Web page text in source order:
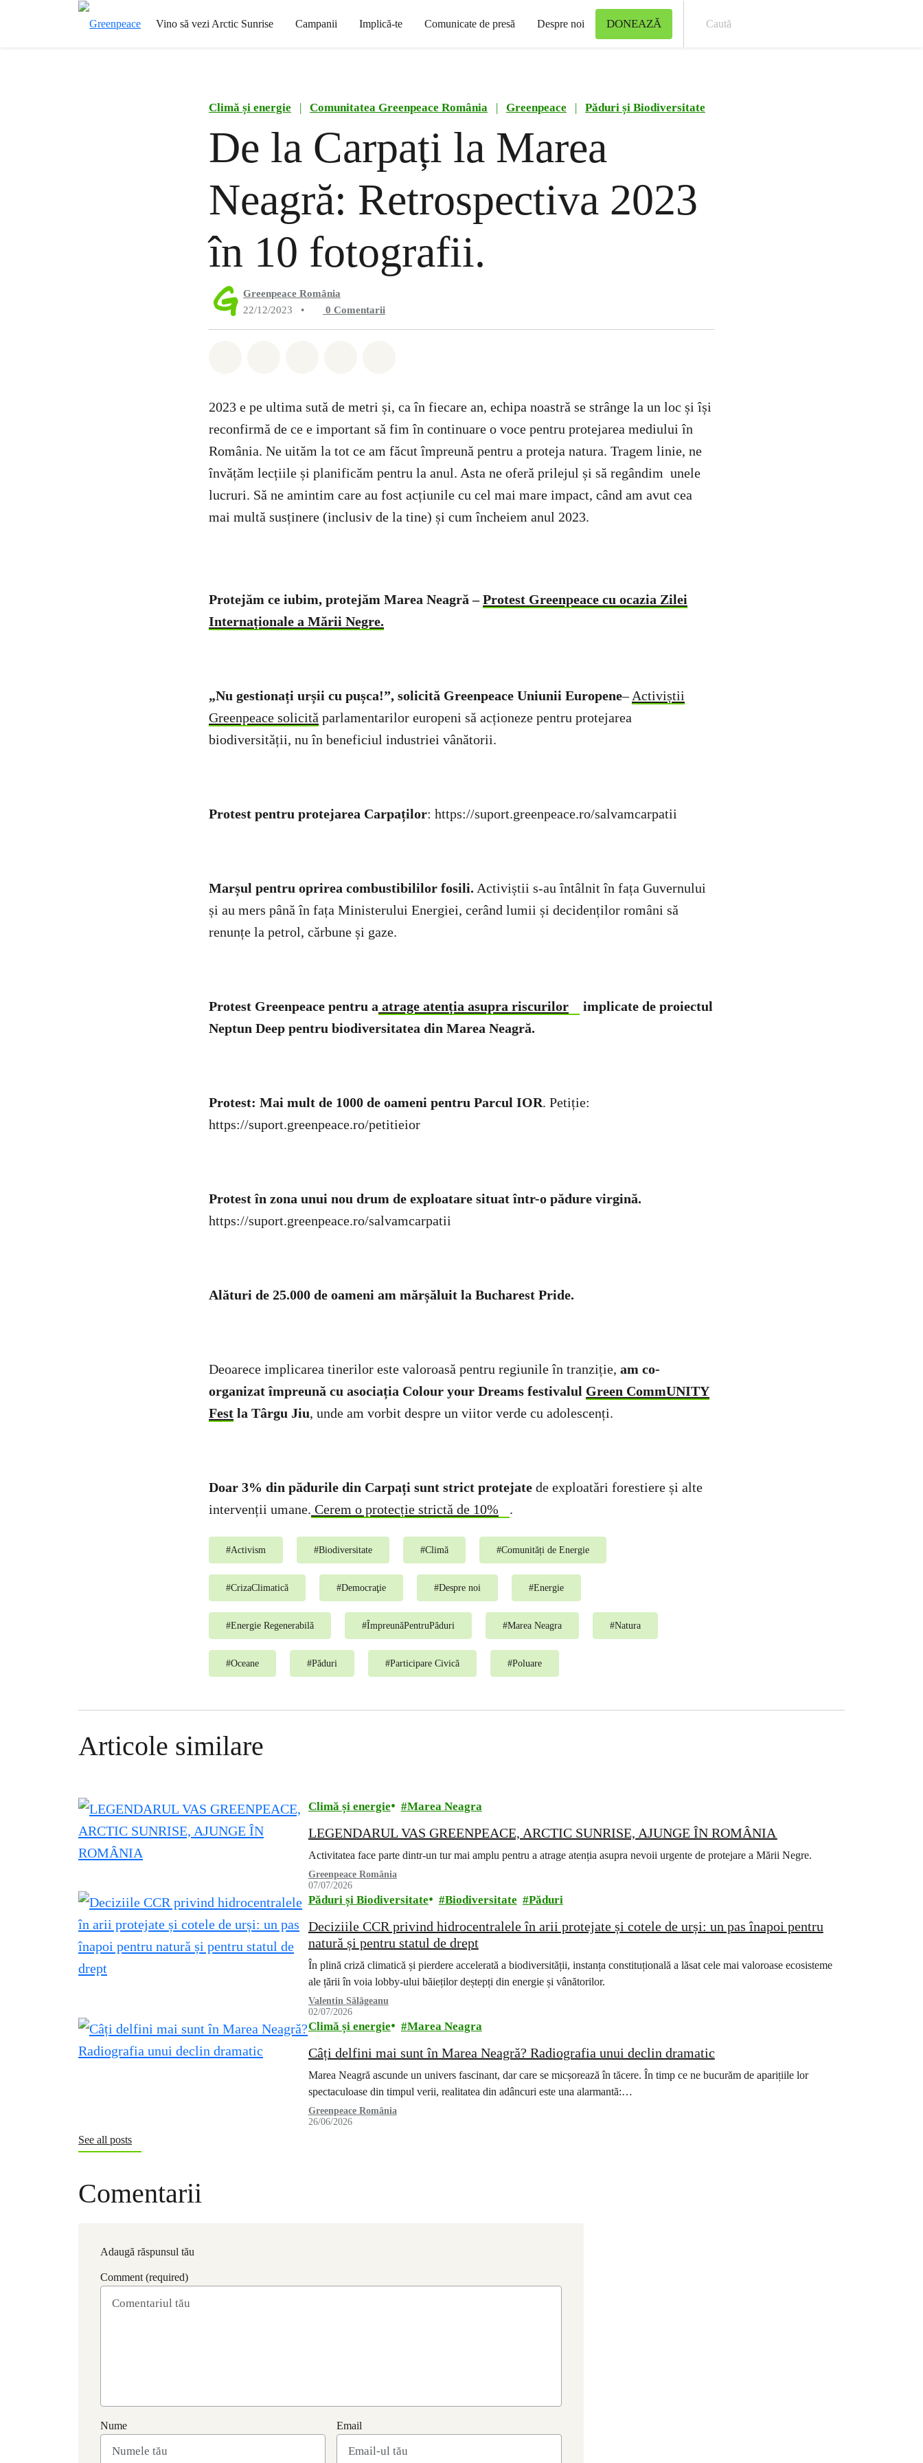
Vino să vezi Arctic Sunrise Campanii Implică-te Comunicate de presă Despre noi DONEAZĂ
Climă și energie | Comunitatea Greenpeace România | Greenpeace | Păduri și Biodiversitate
De la Carpați la Marea
Neagră: Retrospectiva 2023
în 10 fotografii.
Greenpeace România
22/12/2023
• 0 Comentarii
2023 e pe ultima sută de metri și, ca în fiecare an, echipa noastră se strânge la un loc și își
reconfirmă de ce e important să fim în continuare o voce pentru protejarea mediului în
România. Ne uităm la tot ce am făcut împreună pentru a proteja natura. Tragem linie, ne
învățăm lecțiile și planificăm pentru la anul. Asta ne oferă prilejul și să regândim unele
lucruri. Să ne amintim care au fost acțiunile cu cel mai mare impact, când am avut cea
mai multă susținere (inclusiv de la tine) și cum încheiem anul 2023.
Protejăm ce iubim, protejăm Marea Neagră –Protest Greenpeace cu ocazia Zilei
Internaționale a Mării Negre.
„Nu gestionați urșii cu pușca!”, solicită Greenpeace Uniunii Europene– Activiștii
Greenpeace solicită parlamentarilor europeni să acționeze pentru protejarea
biodiversității, nu în beneficiul industriei vânătorii.
Protest pentru protejarea Carpaților: https://suport.greenpeace.ro/salvamcarpatii
Marșul pentru oprirea combustibililor fosili. Activiștii s-au întâlnit în fața Guvernului
și au mers până în fața Ministerului Energiei, cerând lumii și decidenților români să
renunțe la petrol, cărbune și gaze.
Protest Greenpeace pentru a atrage atenția asupra riscurilor
implicate de proiectul
Neptun Deep pentru biodiversitatea din Marea Neagră.
Protest: Mai mult de 1000 de oameni pentru Parcul IOR. Petiție:
https://suport.greenpeace.ro/petitieior
Protest în zona unui nou drum de exploatare situat într-o pădure virgină.
https://suport.greenpeace.ro/salvamcarpatii
Alături de 25.000 de oameni am mărșăluit la Bucharest Pride.
Deoarece implicarea tinerilor este valoroasă pentru regiunile în tranziție, am co-
organizat împreună cu asociația Colour your Dreams festivalul Green CommUNITY
Fest la Târgu Jiu, unde am vorbit despre un viitor verde cu adolescenți.
Doar 3% din pădurile din Carpați sunt strict protejate de exploatări forestiere și alte
intervenții umane. Cerem o protecție strictă de 10% .
#Activism #Biodiversitate #Climă #Comunități de Energie
#CrizaClimatică #Democraţie #Despre noi #Energie
#Energie Regenerabilă #ÎmpreunăPentruPăduri #Marea Neagra #Natura
#Oceane #Păduri #Participare Civică #Poluare
Articole similare
Climă și energie Marea Neagra
LEGENDARUL VAS GREENPEACE, ARCTIC SUNRISE, AJUNGE ÎN ROMÂNIA
Activitatea face parte dintr-un tur mai amplu pentru a atrage atenția asupra nevoii urgente de protejare a Mării Negre.
Greenpeace România
07/07/2026
Păduri și Biodiversitate Biodiversitate Păduri
Deciziile CCR privind hidrocentralele în arii protejate și cotele de urși: un pas înapoi pentru
natură și pentru statul de drept
În plină criză climatică și pierdere accelerată a biodiversității, instanța constituțională a lăsat cele mai valoroase ecosisteme
ale țării în voia lobby-ului băieților deștepți din energie și vânătorilor.
Valentin Sălăgeanu
02/07/2026
Climă și energie Marea Neagra
Câți delfini mai sunt în Marea Neagră? Radiografia unui declin dramatic
Marea Neagră ascunde un univers fascinant, dar care se micșorează în tăcere. În timp ce ne bucurăm de aparițiile lor
spectaculoase din timpul verii, realitatea din adâncuri este una alarmantă:…
Greenpeace România
26/06/2026
See all posts
Comentarii
Adaugă răspunsul tău
Comment (required)
Nume Email